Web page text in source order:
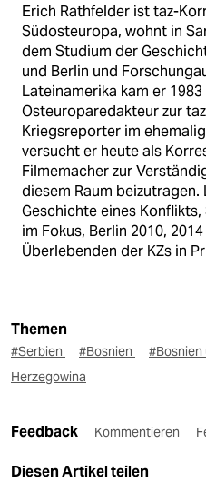
Erich Rathfelder ist taz-
Südosteuropa, wohnt in
dem Studium der
und Berlin und
Lateinamerika kam er
Osteuroparedakteur zur
Kriegsreporter im
versucht er heute als
Filmemacher zur
diesem Raum
Geschichte eines
im Fokus, Berlin 2010,
Überlebenden der KZs in
Themen
#Serbien #Bosnien #Bosnien
Herzegowina
Feedback Kommentieren
Diesen Artikel teilen